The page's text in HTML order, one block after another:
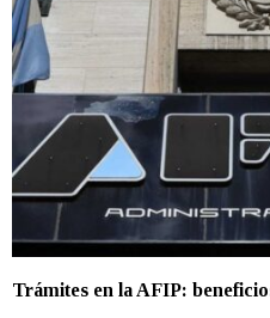
Trámites en la AFIP: